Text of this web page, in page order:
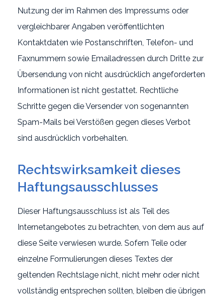
Nutzung der im Rahmen des Impressums oder
vergleichbarer Angaben veröffentlichten
Kontaktdaten wie Postanschriften, Telefon- und
Faxnummern sowie Emailadressen durch Dritte zur
Übersendung von nicht ausdrücklich angeforderten
Informationen ist nicht gestattet. Rechtliche
Schritte gegen die Versender von sogenannten
Spam-Mails bei Verstößen gegen dieses Verbot
sind ausdrücklich vorbehalten.
Rechtswirksamkeit dieses
Haftungsausschlusses
Dieser Haftungsausschluss ist als Teil des
Internetangebotes zu betrachten, von dem aus auf
diese Seite verwiesen wurde. Sofern Teile oder
einzelne Formulierungen dieses Textes der
geltenden Rechtslage nicht, nicht mehr oder nicht
vollständig entsprechen sollten, bleiben die übrigen